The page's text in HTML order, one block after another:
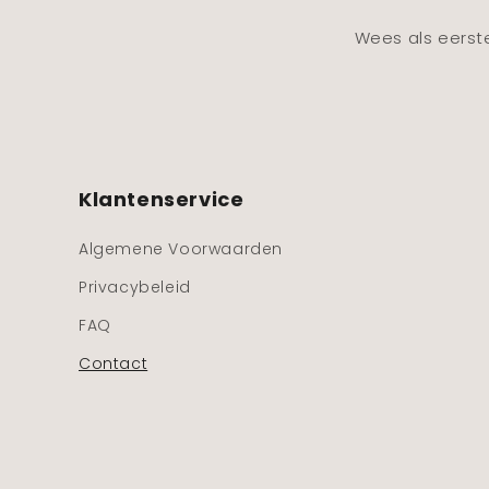
Wees als
Klantenservice
Algemene Voorwaarden
Privacybeleid
FAQ
Contact